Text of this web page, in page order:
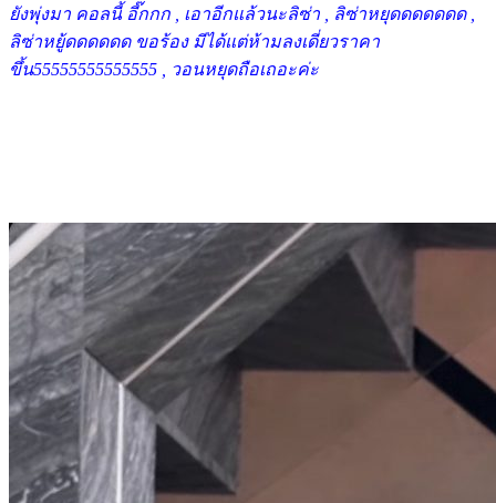
ยังพุ่งมา คอลนี้ อี๊กกก , เอาอีกแล้วนะลิซ่า , ลิซ่าหยุดดดดดดด ,
ลิซ่าหยู้ดดดดดด ขอร้อง มีได้แต่ห้ามลงเดี่ยวราคา
ขึ้น55555555555555 , วอนหยุดถือเถอะค่ะ